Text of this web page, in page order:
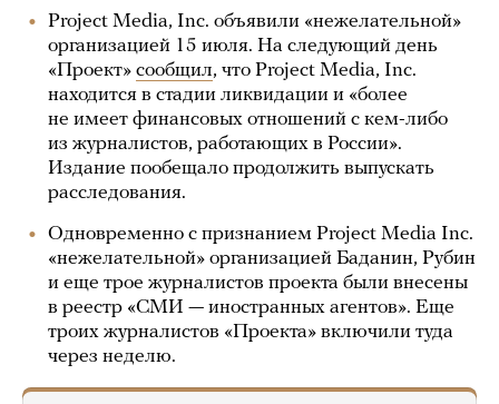
Project Media, Inc. объявили «нежелательной»
организацией 15 июля. На следующий день
«Проект» сообщил, что Project Media, Inc.
находится в стадии ликвидации и «более
не имеет финансовых отношений с кем-либо
из журналистов, работающих в России».
Издание пообещало продолжить выпускать
расследования.
Одновременно с признанием Project Media Inc.
«нежелательной» организацией Баданин, Рубин
и еще трое журналистов проекта были внесены
в реестр «СМИ — иностранных агентов». Еще
троих журналистов «Проекта» включили туда
через неделю.